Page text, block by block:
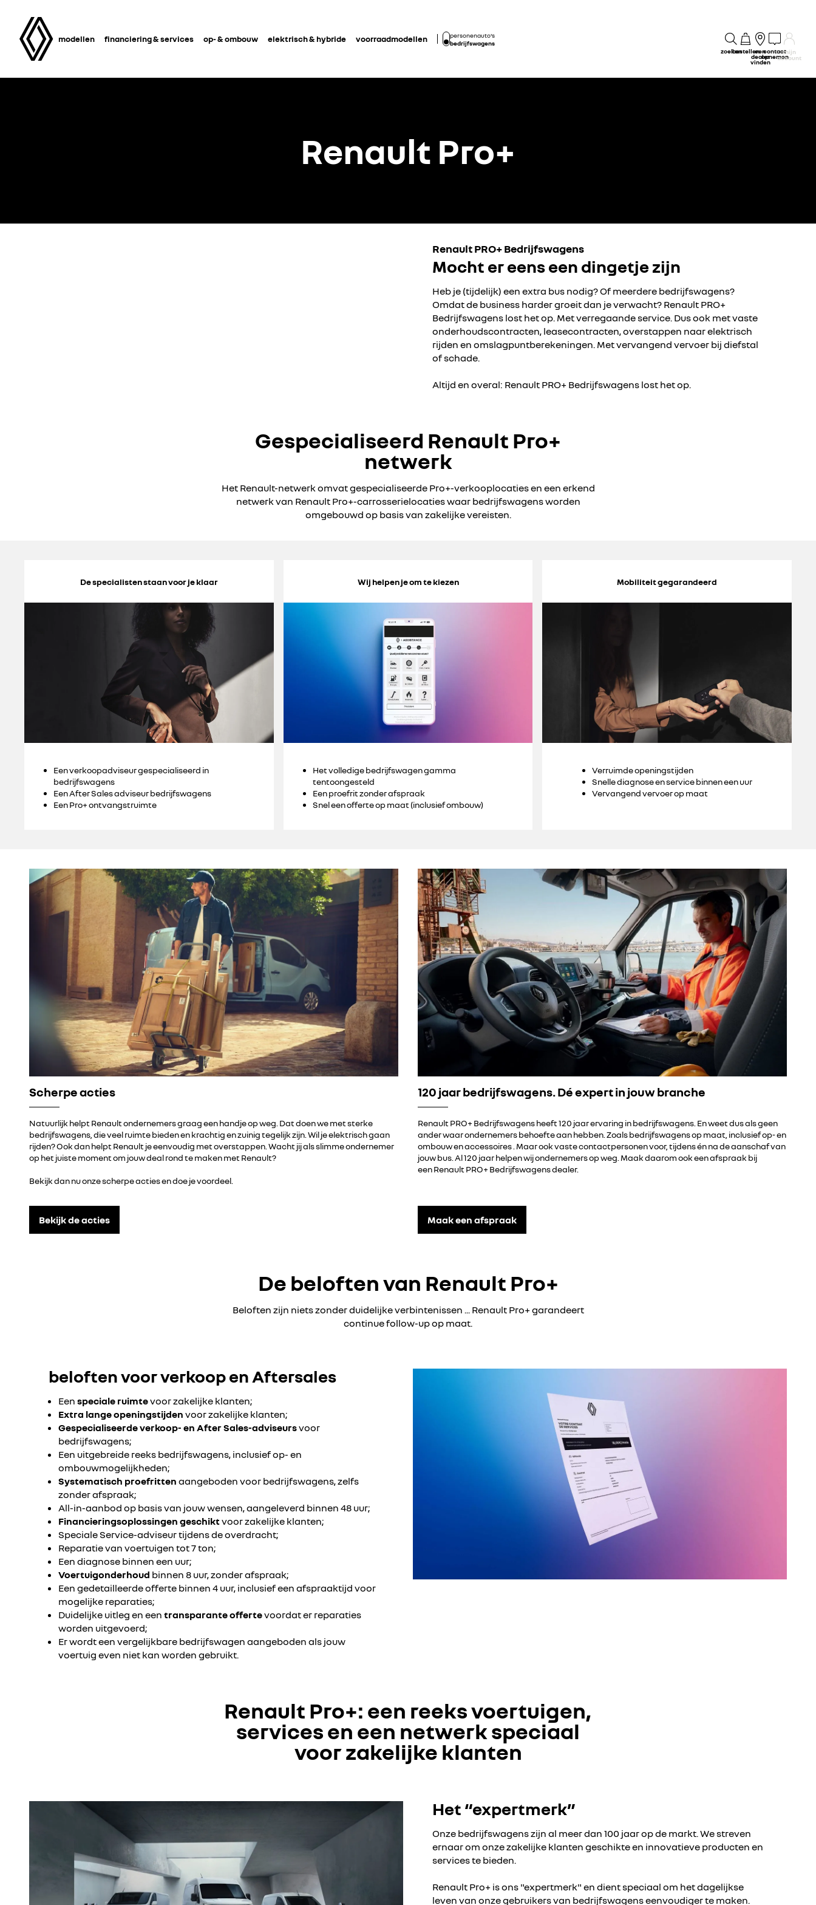
modellen financiering & services op- & ombouw elektrisch & hybride voorraadmodellen
personenauto's
bedrijfswagens
zoekenbestelleneen
dealer
vinden
contact
opnemen
mijn
account
Renault Pro+
Renault PRO+ Bedrijfswagens
Mocht er eens een dingetje zijn
Heb je (tijdelijk) een extra bus nodig? Of meerdere bedrijfswagens?
Omdat de business harder groeit dan je verwacht? Renault PRO+
Bedrijfswagens lost het op. Met verregaande service. Dus ook met vaste
onderhoudscontracten, leasecontracten, overstappen naar elektrisch
rijden en omslagpuntberekeningen. Met vervangend vervoer bij diefstal
of schade.
Altijd en overal: Renault PRO+ Bedrijfswagens lost het op.
Gespecialiseerd Renault Pro+
netwerk
Het Renault-netwerk omvat gespecialiseerde Pro+-verkooplocaties en een erkend
netwerk van Renault Pro+-carrosserielocaties waar bedrijfswagens worden
omgebouwd op basis van zakelijke vereisten.
De specialisten staan voor je klaar
Een verkoopadviseur gespecialiseerd in
bedrijfswagens
Een After Sales adviseur bedrijfswagens
Een Pro+ ontvangstruimte
Wij helpen je om te kiezen
Het volledige bedrijfswagen gamma
tentoongesteld
Een proefrit zonder afspraak
Snel een offerte op maat (inclusief ombouw)
Mobiliteit gegarandeerd
Verruimde openingstijden
Snelle diagnose en service binnen een uur
Vervangend vervoer op maat
Scherpe acties
Natuurlijk helpt Renault ondernemers graag een handje op weg. Dat doen we met sterke
bedrijfswagens, die veel ruimte bieden en krachtig en zuinig tegelijk zijn. Wil je elektrisch gaan
rijden? Ook dan helpt Renault je eenvoudig met overstappen. Wacht jij als slimme ondernemer
op het juiste moment om jouw deal rond te maken met Renault?
Bekijk dan nu onze scherpe acties en doe je voordeel.
Bekijk de acties
120 jaar bedrijfswagens. Dé expert in jouw branche
Renault PRO+ Bedrijfswagens heeft 120 jaar ervaring in bedrijfswagens. En weet dus als geen
ander waar ondernemers behoefte aan hebben. Zoals bedrijfswagens op maat, inclusief op- en
ombouw en accessoires . Maar ook vaste contactpersonen voor, tijdens én na de aanschaf van
jouw bus. Al 120 jaar helpen wij ondernemers op weg. Maak daarom ook een afspraak bij
een Renault PRO+ Bedrijfswagens dealer.
Maak een afspraak
De beloften van Renault Pro+
Beloften zijn niets zonder duidelijke verbintenissen ... Renault Pro+ garandeert
continue follow-up op maat.
beloften voor verkoop en Aftersales
Een speciale ruimtevoor zakelijke klanten;
Extra lange openingstijden voor zakelijke klanten;
Gespecialiseerde verkoop- en After Sales-adviseursvoor
bedrijfswagens;
Een uitgebreide reeks bedrijfswagens, inclusief op- en
ombouwmogelijkheden;
Systematisch proefritten aangeboden voor bedrijfswagens, zelfs
zonder afspraak;
All-in-aanbod op basis van jouw wensen, aangeleverd binnen 48 uur;
Financieringsoplossingen geschiktvoor zakelijke klanten;
Speciale Service-adviseur tijdens de overdracht;
Reparatie van voertuigen tot 7 ton;
Een diagnose binnen een uur;
Voertuigonderhoud binnen 8 uur, zonder afspraak;
Een gedetailleerde offerte binnen 4 uur, inclusief een afspraaktijd voor
mogelijke reparaties;
Duidelijke uitleg en een transparante offertevoordat er reparaties
worden uitgevoerd;
Er wordt een vergelijkbare bedrijfswagen aangeboden als jouw
voertuig even niet kan worden gebruikt.
Renault Pro+: een reeks voertuigen,
services en een netwerk speciaal
voor zakelijke klanten
Het “expertmerk”
Onze bedrijfswagens zijn al meer dan 100 jaar op de markt. We streven
ernaar om onze zakelijke klanten geschikte en innovatieve producten en
services te bieden.
Renault Pro+ is ons "expertmerk" en dient speciaal om het dagelijkse
leven van onze gebruikers van bedrijfswagens eenvoudiger te maken.